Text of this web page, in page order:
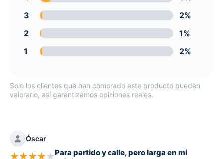
3
2%
2
1%
1
2%
Solo los clientes que han comprado este producto pueden
valorarlo, así garantizamos opiniones reales.
Óscar
★★★★★Para partido y calle, pero larga en mi